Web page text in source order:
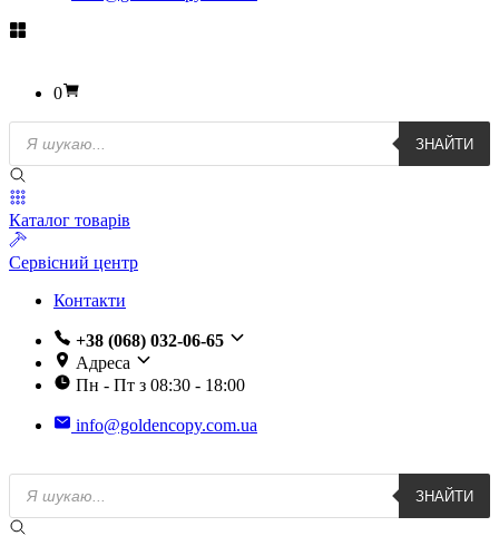
0
Пошук
товарів
ЗНАЙТИ
Каталог товарів
Сервісний центр
Контакти
+38 (068) 032-06-65
Адреса
Пн - Пт з 08:30 - 18:00
info@goldencopy.com.ua
Пошук
товарів
ЗНАЙТИ